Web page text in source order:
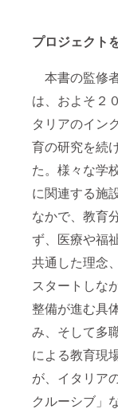
プロジェクト
本書の監修
は、およそ２
タリアのイン
育の研究を続
た。様々な学
に関連する施
なかで、教育
ず、医療や福
共通した理念
スタートしな
整備が進む具
み、そして多
による教育現
が、イタリア
クルーシブ」